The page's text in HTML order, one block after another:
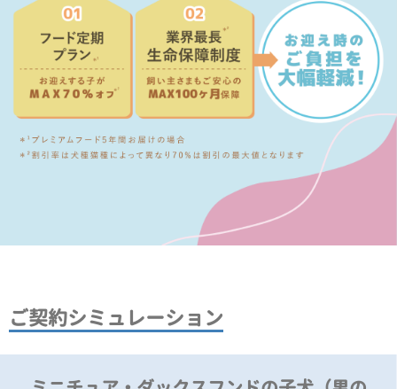
ご契約シミュレーション